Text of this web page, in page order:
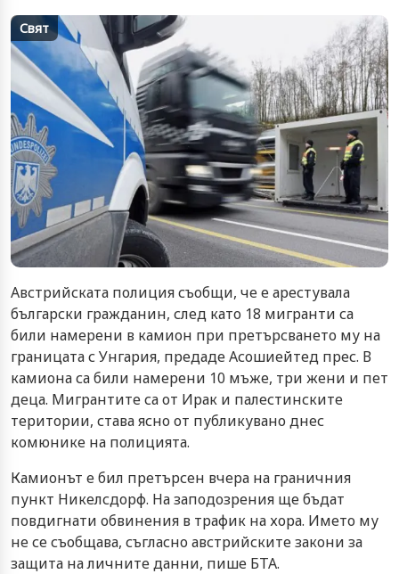
Свят
Австрийската полиция съобщи, че е арестувала
български гражданин, след като 18 мигранти са
били намерени в камион при претърсването му на
границата с Унгария, предаде Асошиейтед прес. В
камиона са били намерени 10 мъже, три жени и пет
деца. Мигрантите са от Ирак и палестинските
територии, става ясно от публикувано днес
комюнике на полицията.
Камионът е бил претърсен вчера на граничния
пункт Никелсдорф. На заподозрения ще бъдат
повдигнати обвинения в трафик на хора. Името му
не се съобщава, съгласно австрийските закони за
защита на личните данни, пише БТА.